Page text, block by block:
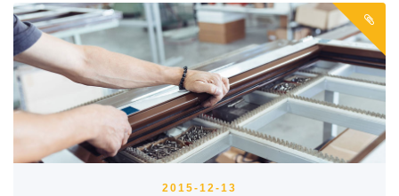
2015-12-13